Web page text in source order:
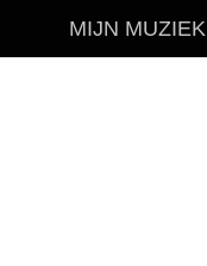
MIJN MUZIEK